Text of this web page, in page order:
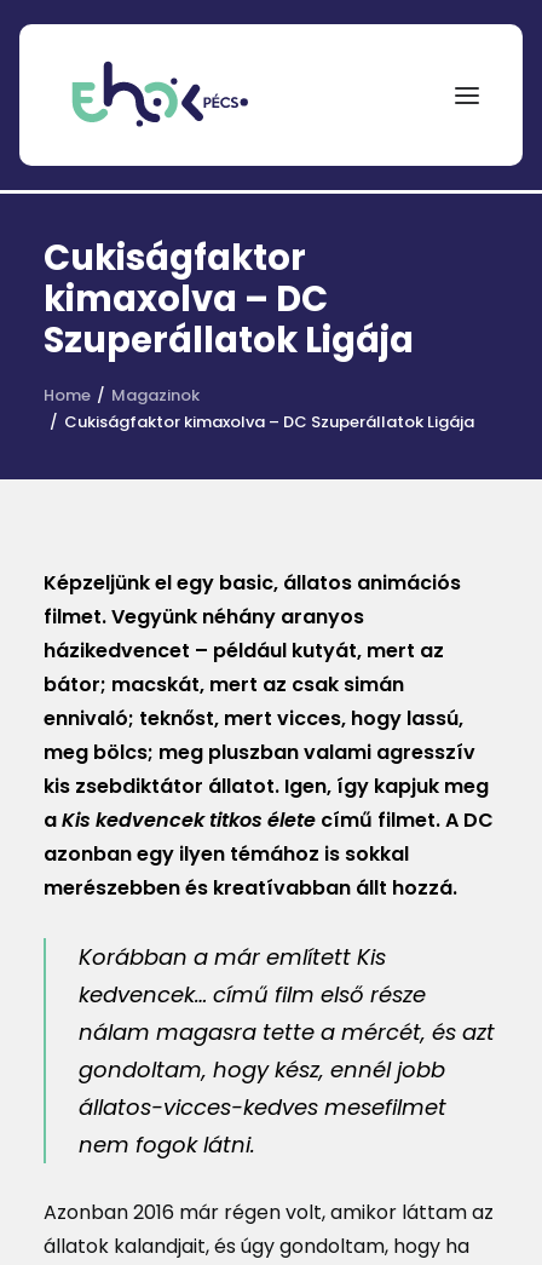
Search
for:
EHÖK
ÖSZTÖNDÍJAK
PÁLYÁZATOK
KOLLÉGIUMOK
MAGAZIN
DOKUMENTUMTÁR
DIÁKHITEL
Cukiságfaktor
kimaxolva – DC
Szuperállatok Ligája
Home
Magazinok
Cukiságfaktor kimaxolva – DC Szuperállatok Ligája
Képzeljünk el egy basic, állatos animációs
filmet. Vegyünk néhány aranyos
házikedvencet – például kutyát, mert az
bátor; macskát, mert az csak simán
ennivaló; teknőst, mert vicces, hogy lassú,
meg bölcs; meg pluszban valami agresszív
kis zsebdiktátor állatot. Igen, így kapjuk meg
aKis kedvencek titkos élete című filmet. A DC
azonban egy ilyen témához is sokkal
merészebben és kreatívabban állt hozzá.
Korábban a már említett Kis
kedvencek… című film első része
nálam magasra tette a mércét, és azt
gondoltam, hogy kész, ennél jobb
állatos-vicces-kedves mesefilmet
nem fogok látni.
Azonban 2016 már régen volt, amikor láttam az
állatok kalandjait, és úgy gondoltam, hogy ha